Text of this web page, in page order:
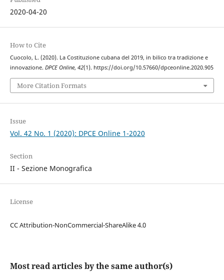
2020-04-20
How to Cite
Cuocolo, L. (2020). La Costituzione cubana del 2019, in bilico tra tradizione e
innovazione. DPCE Online, 42(1). https://doi.org/10.57660/dpceonline.2020.905
More Citation Formats
Issue
Vol. 42 No. 1 (2020): DPCE Online 1-2020
Section
II - Sezione Monografica
License
CC Attribution-NonCommercial-ShareAlike 4.0
Most read articles by the same author(s)